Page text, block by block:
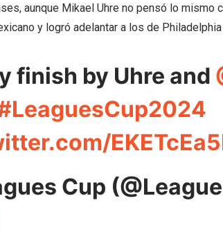
aunque Mikael Uhre no pensó lo mismo
y logró adelantar a los de
finish by Uhre and
Cup